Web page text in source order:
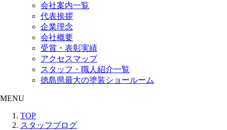
会社案内一覧
代表挨拶
企業理念
会社概要
受賞・表彰実績
アクセスマップ
スタッフ・職人紹介一覧
徳島県最大の塗装ショールーム
MENU
TOP
スタッフブログ